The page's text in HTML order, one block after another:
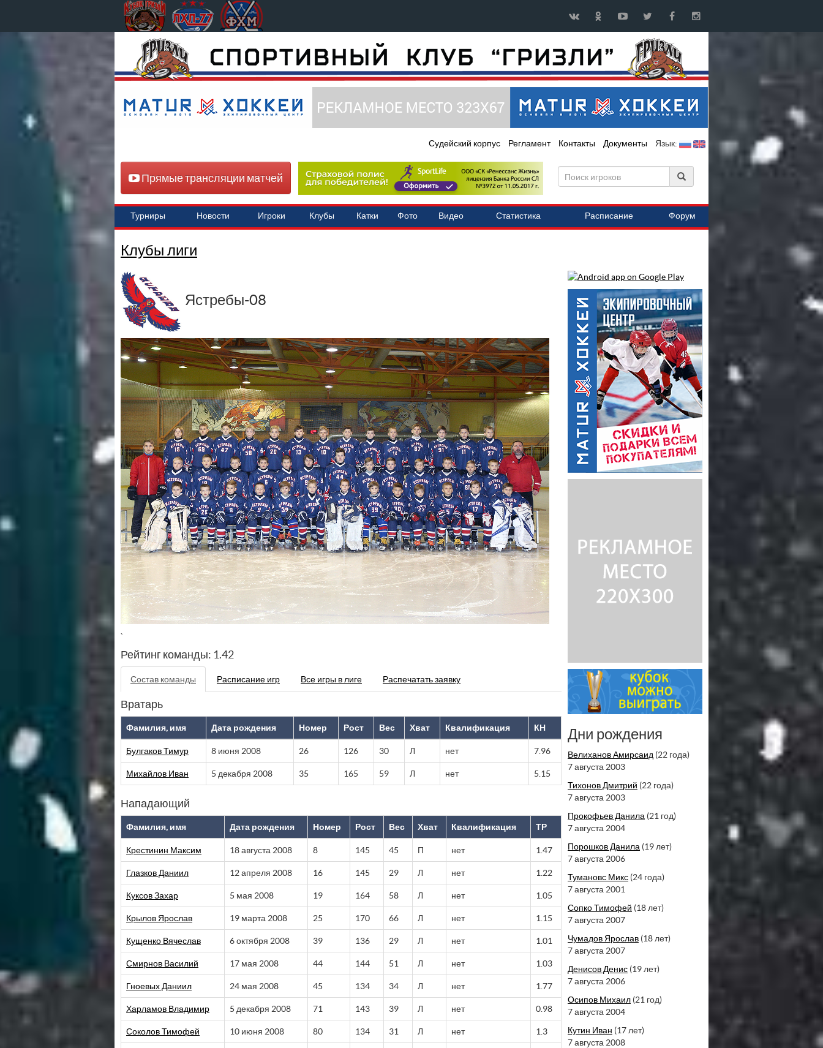
Судейский корпус Регламент Контакты Документы Язык:
Прямые трансляции матчей
Турниры Новости Игроки Клубы Катки Фото Видео Статистика Расписание Форум
Клубы лиги
Ястребы-08
`
Рейтинг команды: 1.42
Состав команды Расписание игр Все игры в лиге Распечатать заявку
Вратарь
Фамилия, имя Дата рождения Номер Рост Вес Хват Квалификация КН
Булгаков Тимур 8 июня 2008 26 126 30 Л нет 7.96
Михайлов Иван 5 декабря 2008 35 165 59 Л нет 5.15
Нападающий
Фамилия, имя Дата рождения Номер Рост Вес Хват Квалификация ТР
Крестинин Максим 18 августа 2008 8 145 45 П нет 1.47
Глазков Даниил 12 апреля 2008 16 145 29 Л нет 1.22
Куксов Захар 5 мая 2008 19 164 58 Л нет 1.05
Крылов Ярослав 19 марта 2008 25 170 66 Л нет 1.15
Кущенко Вячеслав 6 октября 2008 39 136 29 Л нет 1.01
Смирнов Василий 17 мая 2008 44 144 51 Л нет 1.03
Гноевых Даниил 24 мая 2008 45 134 34 Л нет 1.77
Харламов Владимир 5 декабря 2008 71 143 39 Л нет 0.98
Соколов Тимофей 10 июня 2008 80 134 31 Л нет 1.3
Дни рождения
Велиханов Амирсаид (22 года)
7 августа 2003
Тихонов Дмитрий (22 года)
7 августа 2003
Прокофьев Данила (21 год)
7 августа 2004
Порошков Данила (19 лет)
7 августа 2006
Тумановс Микс (24 года)
7 августа 2001
Сопко Тимофей (18 лет)
7 августа 2007
Чумадов Ярослав (18 лет)
7 августа 2007
Денисов Денис (19 лет)
7 августа 2006
Осипов Михаил (21 год)
7 августа 2004
Кутин Иван (17 лет)
7 августа 2008